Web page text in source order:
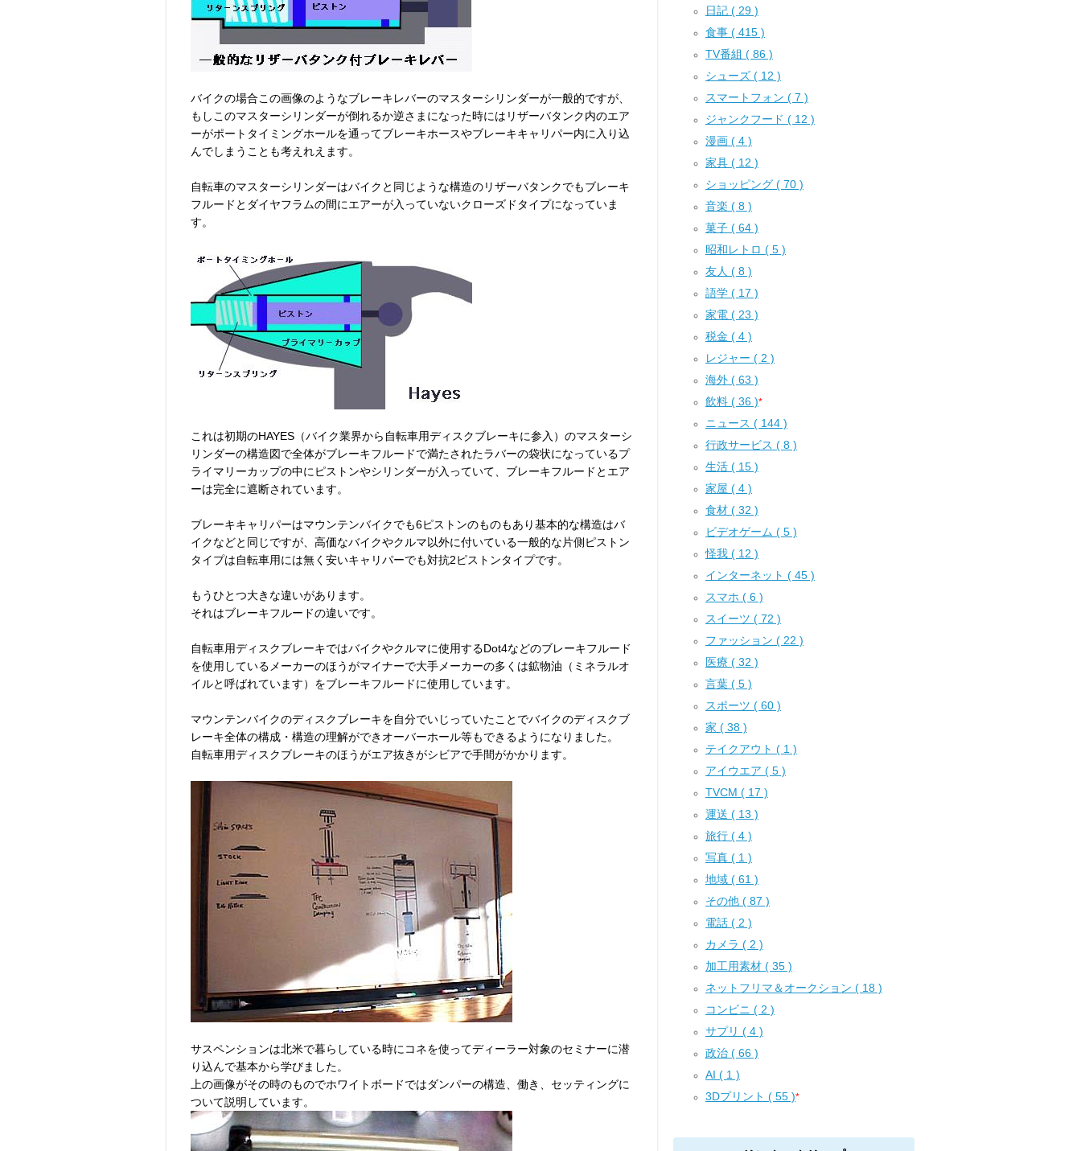
バイクの場合この画像のようなブレーキレバーのマスターシリンダーが一般的ですが、
もしこのマスターシリンダーが倒れるか逆さまになった時にはリザーバタンク内のエア
ーがポートタイミングホールを通ってブレーキホースやブレーキキャリパー内に入り込
んでしまうことも考えれえます。
自転車のマスターシリンダーはバイクと同じような構造のリザーバタンクでもブレーキ
フルードとダイヤフラムの間にエアーが入っていないクローズドタイプになっていま
す。
これは初期のHAYES（バイク業界から自転車用ディスクブレーキに参入）のマスターシ
リンダーの構造図で全体がブレーキフルードで満たされたラバーの袋状になっているプ
ライマリーカップの中にピストンやシリンダーが入っていて、ブレーキフルードとエア
ーは完全に遮断されています。
ブレーキキャリパーはマウンテンバイクでも6ピストンのものもあり基本的な構造はバ
イクなどと同じですが、高価なバイクやクルマ以外に付いている一般的な片側ピストン
タイプは自転車用には無く安いキャリパーでも対抗2ピストンタイプです。
もうひとつ大きな違いがあります。
それはブレーキフルードの違いです。
自転車用ディスクブレーキではバイクやクルマに使用するDot4などのブレーキフルード
を使用しているメーカーのほうがマイナーで大手メーカーの多くは鉱物油（ミネラルオ
イルと呼ばれています）をブレーキフルードに使用しています。
マウンテンバイクのディスクブレーキを自分でいじっていたことでバイクのディスクブ
レーキ全体の構成・構造の理解ができオーバーホール等もできるようになりました。
自転車用ディスクブレーキのほうがエア抜きがシビアで手間がかかります。
サスペンションは北米で暮らしている時にコネを使ってディーラー対象のセミナーに潜
り込んで基本から学びました。
上の画像がその時のものでホワイトボードではダンパーの構造、働き、セッティングに
ついて説明しています。
日記 ( 29 )
食事 ( 415 )
TV番組 ( 86 )
シューズ ( 12 )
スマートフォン ( 7 )
ジャンクフード ( 12 )
漫画 ( 4 )
家具 ( 12 )
ショッピング ( 70 )
音楽 ( 8 )
菓子 ( 64 )
昭和レトロ ( 5 )
友人 ( 8 )
語学 ( 17 )
家電 ( 23 )
税金 ( 4 )
レジャー ( 2 )
海外 ( 63 )
飲料 ( 36 )*
ニュース ( 144 )
行政サービス ( 8 )
生活 ( 15 )
家屋 ( 4 )
食材 ( 32 )
ビデオゲーム ( 5 )
怪我 ( 12 )
インターネット ( 45 )
スマホ ( 6 )
スイーツ ( 72 )
ファッション ( 22 )
医療 ( 32 )
言葉 ( 5 )
スポーツ ( 60 )
家 ( 38 )
テイクアウト ( 1 )
アイウエア ( 5 )
TVCM ( 17 )
運送 ( 13 )
旅行 ( 4 )
写真 ( 1 )
地域 ( 61 )
その他 ( 87 )
電話 ( 2 )
カメラ ( 2 )
加工用素材 ( 35 )
ネットフリマ＆オークション ( 18 )
コンビニ ( 2 )
サプリ ( 4 )
政治 ( 66 )
AI ( 1 )
3Dプリント ( 55 )*